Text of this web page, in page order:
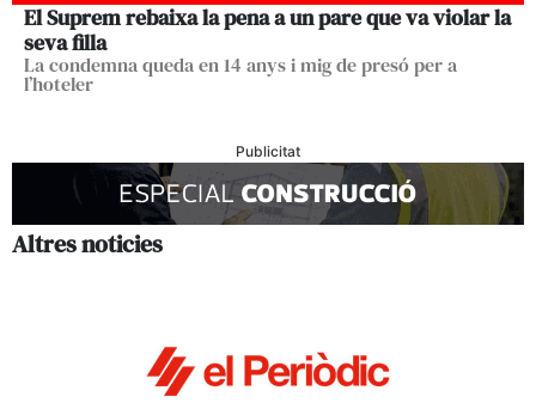
El Suprem rebaixa la pena a un pare que va violar la
seva filla
La condemna queda en 14 anys i mig de presó per a
l’hoteler
Publicitat
Altres noticies